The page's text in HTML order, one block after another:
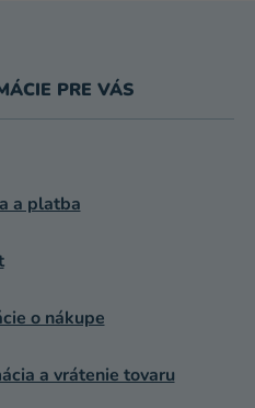
PRE VÁS
a platba
o nákupe
a vrátenie tovaru